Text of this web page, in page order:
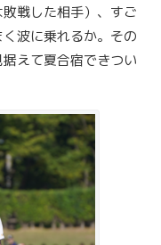
戦した相手）、すご
波に乗れるか。その
えて夏合宿できつい